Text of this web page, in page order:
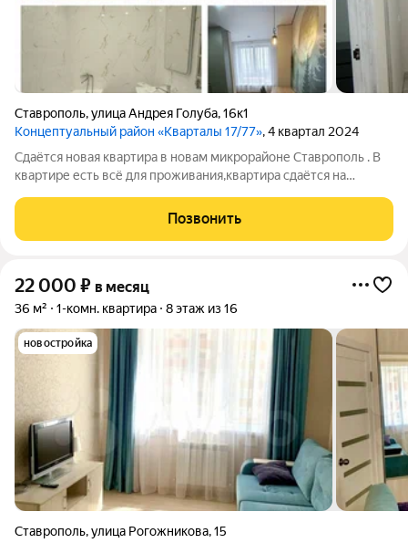
Ставрополь,улица Андрея Голуба,16к1
Концептуальный район «Кварталы 17/77», 4 квартал 2024
Сдаётся новая квартира в новам микрорайоне Ставрополь . В
квартире есть всё для проживания,квартира сдаётся на
Позвонить
22 000 ₽ в месяц
36 м² 1-комн. квартира 8 этаж из 16
новостройка
Ставрополь,улица Рогожникова,15